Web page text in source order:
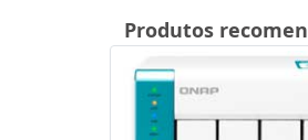
Produtos